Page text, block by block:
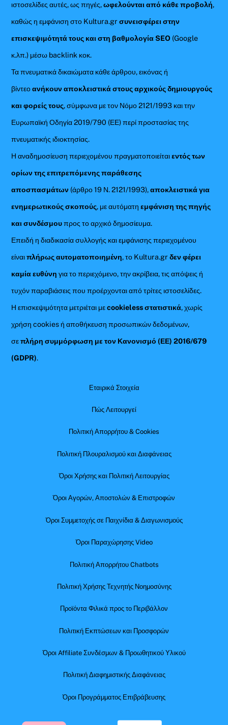
ιστοσελίδες αυτές, ως πηγές,ωφελούνται από κάθε προβολή,
καθώς η εμφάνιση στο Kultura.gr συνεισφέρει στην
επισκεψιμότητά τους και στη βαθμολογία SEO (Google
κ.λπ.) μέσω backlink κοκ.
Τα πνευματικά δικαιώματα κάθε άρθρου, εικόνας ή
βίντεοανήκουν αποκλειστικά στους αρχικούς δημιουργούς
και φορείς τους, σύμφωνα με τον Νόμο 2121/1993 και την
Ευρωπαϊκή Οδηγία 2019/790 (ΕΕ) περί προστασίας της
πνευματικής ιδιοκτησίας.
Η αναδημοσίευση περιεχομένου πραγματοποιείταιεντός των
ορίων της επιτρεπόμενης παράθεσης
αποσπασμάτων (άρθρο 19 Ν. 2121/1993),αποκλειστικά για
ενημερωτικούς σκοπούς, με αυτόματηεμφάνιση της πηγής
και συνδέσμουπρος το αρχικό δημοσίευμα.
Επειδή η διαδικασία συλλογής και εμφάνισης περιεχομένου
είναιπλήρως αυτοματοποιημένη, το Kultura.grδεν φέρει
καμία ευθύνη για το περιεχόμενο, την ακρίβεια, τις απόψεις ή
τυχόν παραβιάσεις που προέρχονται από τρίτες ιστοσελίδες.
Η επισκεψιμότητα μετριέται μεcookieless στατιστικά, χωρίς
χρήση cookies ή αποθήκευση προσωπικών δεδομένων,
σεπλήρη συμμόρφωση με τον Κανονισμό (ΕΕ) 2016/679
(GDPR).
Εταιρικά Στοιχεία
Πώς Λειτουργεί
Πολιτική Απορρήτου & Cookies
Πολιτική Πλουραλισμού και Διαφάνειας
Όροι Χρήσης και Πολιτική Λειτουργίας
Όροι Αγορών, Αποστολών & Επιστροφών
Όροι Συμμετοχής σε Παιχνίδια & Διαγωνισμούς
Όροι Παραχώρησης Video
Πολιτική Απορρήτου Chatbots
Πολιτική Χρήσης Τεχνητής Νοημοσύνης
Προϊόντα Φιλικά προς το Περιβάλλον
Πολιτική Εκπτώσεων και Προσφορών
Όροι Affiliate Συνδέσμων & Προωθητικού Υλικού
Πολιτική Διαφημιστικής Διαφάνειας
Όροι Προγράμματος Επιβράβευσης